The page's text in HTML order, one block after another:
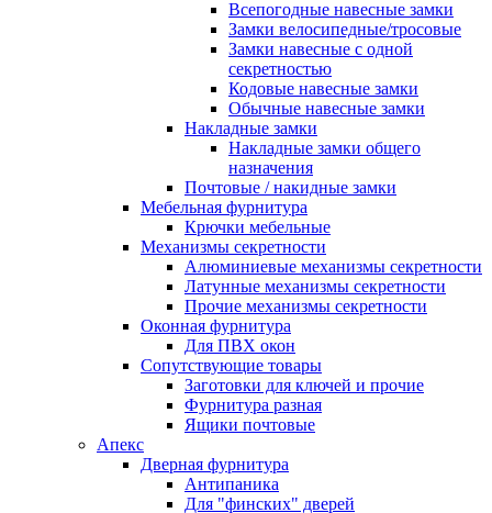
Всепогодные навесные замки
Замки велосипедные/тросовые
Замки навесные с одной
секретностью
Кодовые навесные замки
Обычные навесные замки
Накладные замки
Накладные замки общего
назначения
Почтовые / накидные замки
Мебельная фурнитура
Крючки мебельные
Механизмы секретности
Алюминиевые механизмы секретности
Латунные механизмы секретности
Прочие механизмы секретности
Оконная фурнитура
Для ПВХ окон
Сопутствующие товары
Заготовки для ключей и прочие
Фурнитура разная
Ящики почтовые
Апекс
Дверная фурнитура
Антипаника
Для "финских" дверей